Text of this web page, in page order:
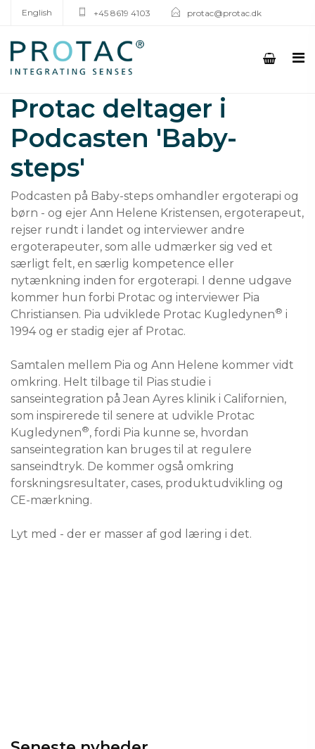
English +45 8619 4103 protac@protac.dk
Protac deltager i
Podcasten 'Baby-
steps'
Podcasten på Baby-steps omhandler ergoterapi og
børn - og ejer Ann Helene Kristensen, ergoterapeut,
rejser rundt i landet og interviewer andre
ergoterapeuter, som alle udmærker sig ved et
særligt felt, en særlig kompetence eller
nytænkning inden for ergoterapi. I denne udgave
kommer hun forbi Protac og interviewer Pia
Christiansen. Pia udviklede Protac Kugledynen® i
1994 og er stadig ejer af Protac.
Samtalen mellem Pia og Ann Helene kommer vidt
omkring. Helt tilbage til Pias studie i
sanseintegration på Jean Ayres klinik i Californien,
som inspirerede til senere at udvikle Protac
Kugledynen®, fordi Pia kunne se, hvordan
sanseintegration kan bruges til at regulere
sanseindtryk. De kommer også omkring
forskningsresultater, cases, produktudvikling og
CE-mærkning.
Lyt med - der er masser af god læring i det.